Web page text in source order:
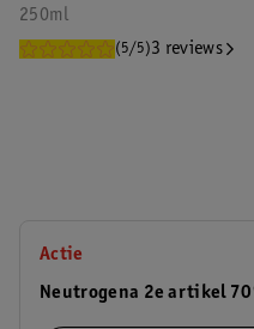
250ml
(5/5)3 reviews
Actie
Neutrogena 2e artikel